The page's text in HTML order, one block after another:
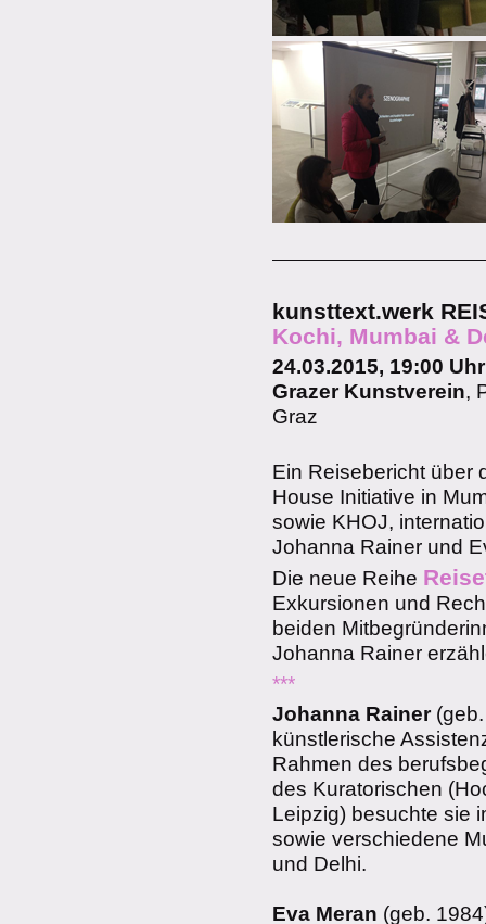
kunsttext.werk
Kochi, Mumbai &
24.03.2015, 19:00 Uhr
Grazer Kunstverein,
Graz
Ein Reisebericht über
House Initiative in
sowie KHOJ,
Johanna Rainer und
Die neue Reihe
Exkursionen und
beiden
Johanna Rainer
***
Johanna Rainer(geb.
künstlerische
Rahmen des
des Kuratorischen
Leipzig) besuchte sie
sowie verschiedene
und Delhi.
Eva Meran (geb.